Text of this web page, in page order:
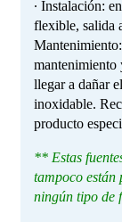
∙ Instalación:
flexible, salida
mantenimiento
llegar a dañar
inoxidable.
producto
** Estas
tampoco están
ningún tipo de